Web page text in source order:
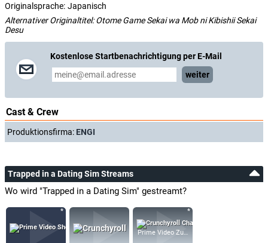
Originalsprache: Japanisch
Alternativer Originaltitel: Otome Game Sekai wa Mob ni Kibishii Sekai
Desu
Kostenlose Startbenachrichtigung per E-Mail
weiter
Cast & Crew
Produktionsfirma: ENGI
Trapped in a Dating Sim Streams
Wo wird "Trapped in a Dating Sim" gestreamt?
Prime Video Zusatz-Kanäle